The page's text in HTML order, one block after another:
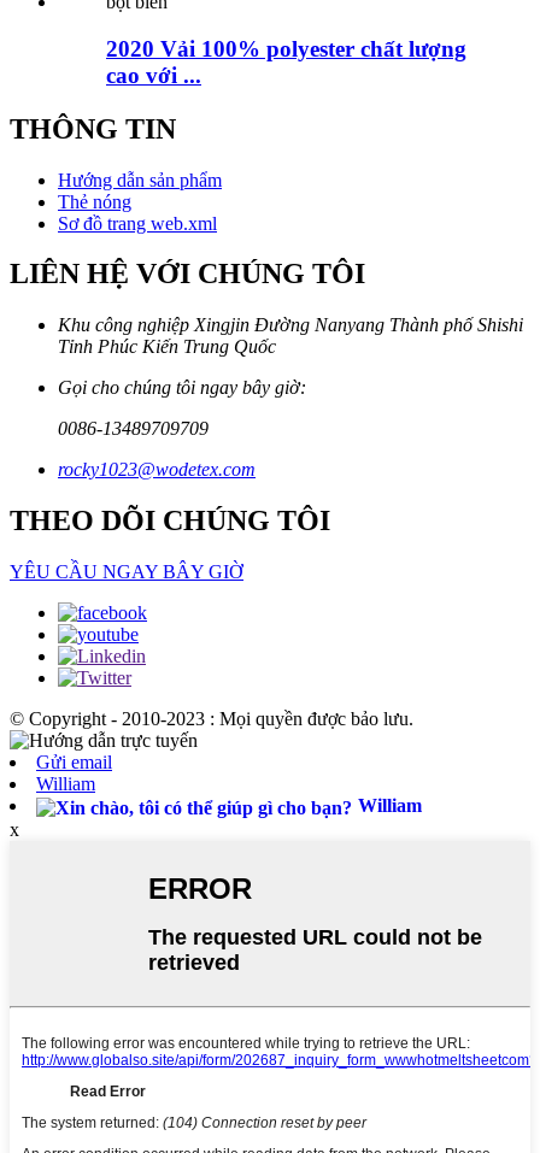
2020 Vải 100% polyester chất lượng
cao với ...
THÔNG TIN
Hướng dẫn sản phẩm
Thẻ nóng
Sơ đồ trang web.xml
LIÊN HỆ VỚI CHÚNG TÔI
Khu công nghiệp Xingjin Đường Nanyang Thành phố Shishi
Tỉnh Phúc Kiến Trung Quốc
Gọi cho chúng tôi ngay bây giờ:
0086-13489709709
rocky1023@wodetex.com
THEO DÕI CHÚNG TÔI
YÊU CẦU NGAY BÂY GIỜ
© Copyright - 2010-2023 : Mọi quyền được bảo lưu.
Gửi email
William
William
x